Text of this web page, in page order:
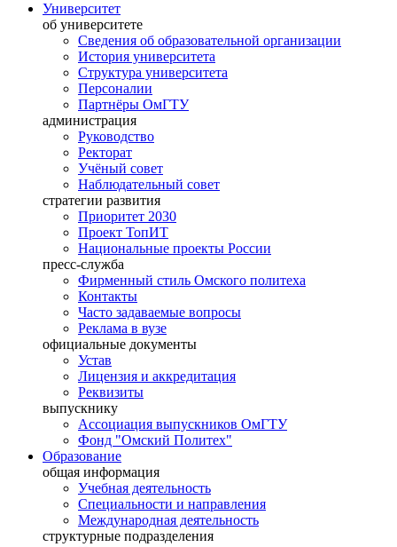
Университет
об университете
Сведения об образовательной организации
История университета
Структура университета
Персоналии
Партнёры ОмГТУ
администрация
Руководство
Ректорат
Учёный совет
Наблюдательный совет
стратегии развития
Приоритет 2030
Проект ТопИТ
Национальные проекты России
пресс-служба
Фирменный стиль Омского политеха
Контакты
Часто задаваемые вопросы
Реклама в вузе
официальные документы
Устав
Лицензия и аккредитация
Реквизиты
выпускнику
Ассоциация выпускников ОмГТУ
Фонд "Омский Политех"
Образование
общая информация
Учебная деятельность
Специальности и направления
Международная деятельность
структурные подразделения